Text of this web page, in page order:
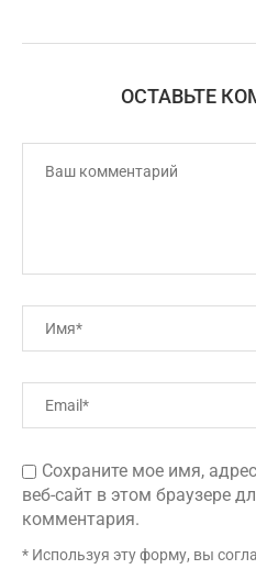
ОСТАВЬТЕ
Сохраните мое имя,
веб-сайт в этом браузере
комментария.
* Используя эту форму, вы